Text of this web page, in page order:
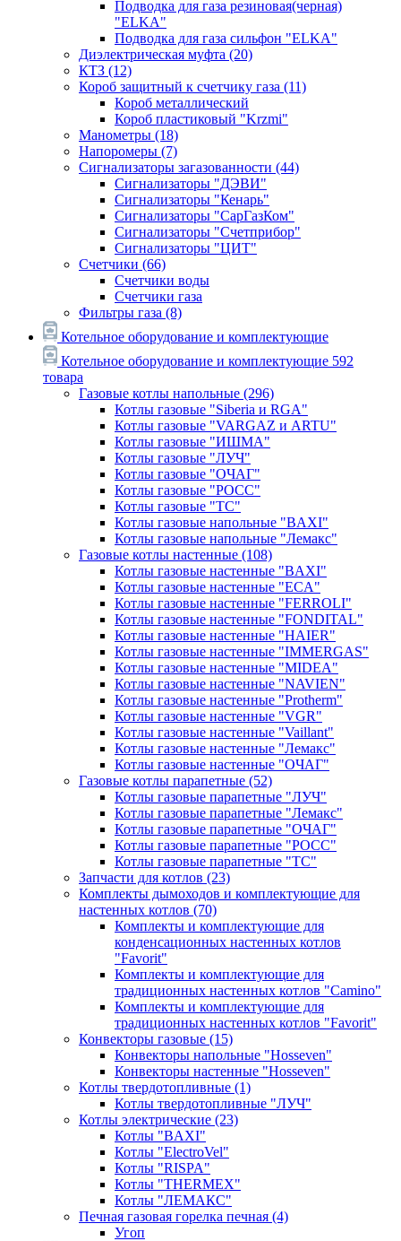
Подводка для газа резиновая(черная)
"ELKA"
Подводка для газа сильфон "ELKA"
Диэлектрическая муфта (20)
КТЗ (12)
Короб защитный к счетчику газа (11)
Короб металлический
Короб пластиковый "Krzmi"
Манометры (18)
Напоромеры (7)
Сигнализаторы загазованности (44)
Сигнализаторы "ДЭВИ"
Сигнализаторы "Кенарь"
Сигнализаторы "СарГазКом"
Сигнализаторы "Счетприбор"
Сигнализаторы "ЦИТ"
Счетчики (66)
Счетчики воды
Счетчики газа
Фильтры газа (8)
Котельное оборудование и комплектующие
Котельное оборудование и комплектующие 592
товара
Газовые котлы напольные (296)
Котлы газовые "Siberia и RGA"
Котлы газовые "VARGAZ и ARTU"
Котлы газовые "ИШМА"
Котлы газовые "ЛУЧ"
Котлы газовые "ОЧАГ"
Котлы газовые "РОСС"
Котлы газовые "ТС"
Котлы газовые напольные "BAXI"
Котлы газовые напольные "Лемакс"
Газовые котлы настенные (108)
Котлы газовые настенные "BAXI"
Котлы газовые настенные "ECA"
Котлы газовые настенные "FERROLI"
Котлы газовые настенные "FONDITAL"
Котлы газовые настенные "HAIER"
Котлы газовые настенные "IMMERGAS"
Котлы газовые настенные "MIDEA"
Котлы газовые настенные "NAVIEN"
Котлы газовые настенные "Protherm"
Котлы газовые настенные "VGR"
Котлы газовые настенные "Vaillant"
Котлы газовые настенные "Лемакс"
Котлы газовые настенные "ОЧАГ"
Газовые котлы парапетные (52)
Котлы газовые парапетные "ЛУЧ"
Котлы газовые парапетные "Лемакс"
Котлы газовые парапетные "ОЧАГ"
Котлы газовые парапетные "РОСС"
Котлы газовые парапетные "ТС"
Запчасти для котлов (23)
Комплекты дымоходов и комплектующие для
настенных котлов (70)
Комплекты и комплектующие для
конденсационных настенных котлов
"Favorit"
Комплекты и комплектующие для
традиционных настенных котлов "Camino"
Комплекты и комплектующие для
традиционных настенных котлов "Favorit"
Конвекторы газовые (15)
Конвекторы напольные "Hosseven"
Конвекторы настенные "Hosseven"
Котлы твердотопливные (1)
Котлы твердотопливные "ЛУЧ"
Котлы электрические (23)
Котлы "BAXI"
Котлы "ElectroVel"
Котлы "RISPA"
Котлы "THERMEX"
Котлы "ЛЕМАКС"
Печная газовая горелка печная (4)
Угоп